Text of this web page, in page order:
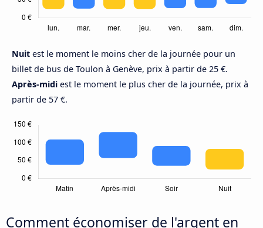
Nuit est le moment le moins cher de la journée pour un
billet de bus de Toulon à Genève, prix à partir de 25 €.
Après-midi est le moment le plus cher de la journée, prix à
partir de 57 €.
Comment économiser de l'argent en